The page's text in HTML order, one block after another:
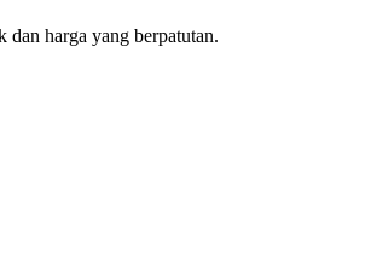
harga yang berpatutan.